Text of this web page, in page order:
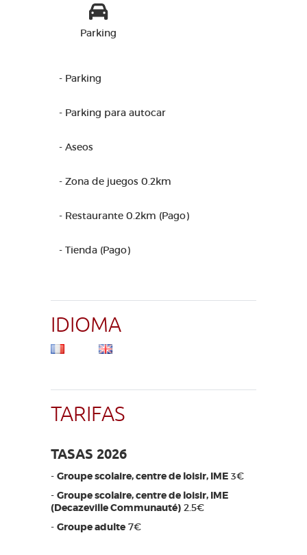
Parking
- Parking
- Parking para autocar
- Aseos
- Zona de juegos 0.2km
- Restaurante 0.2km (Pago)
- Tienda (Pago)
IDIOMA
TARIFAS
TASAS 2026
- Groupe scolaire, centre de loisir, IME 3€
- Groupe scolaire, centre de loisir, IME
(Decazeville Communauté) 2.5€
- Groupe adulte 7€